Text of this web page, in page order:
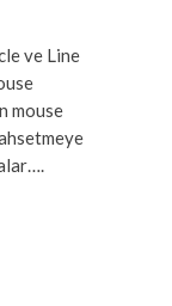
ve Line
mouse